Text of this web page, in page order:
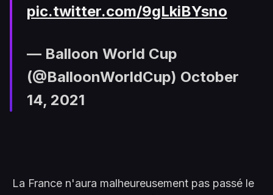
pic.twitter.com/9gLkiBYsno
— Balloon World Cup
(@BalloonWorldCup) October
14, 2021
La France n'aura malheureusement pas passé le